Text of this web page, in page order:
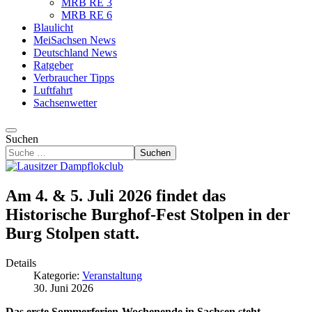
MRB RE 3
MRB RE 6
Blaulicht
MeiSachsen News
Deutschland News
Ratgeber
Verbraucher Tipps
Luftfahrt
Sachsenwetter
Suchen
Suchen
Am 4. & 5. Juli 2026 findet das
Historische Burghof-Fest Stolpen in der
Burg Stolpen statt.
Details
Kategorie: Veranstaltung
30. Juni 2026